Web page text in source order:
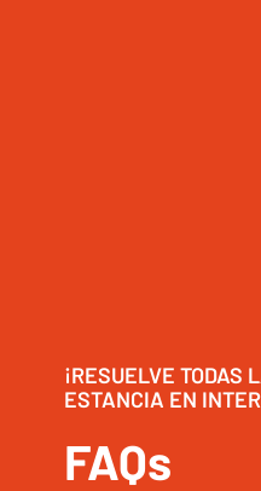
¡RESUELVE TODAS
ESTANCIA EN
FAQs